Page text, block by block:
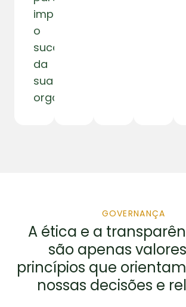
impulsionar
o
sucesso
da
sua
organização.
GOVERNANÇA
A ética e a
são apenas
princípios que
nossas decisões e